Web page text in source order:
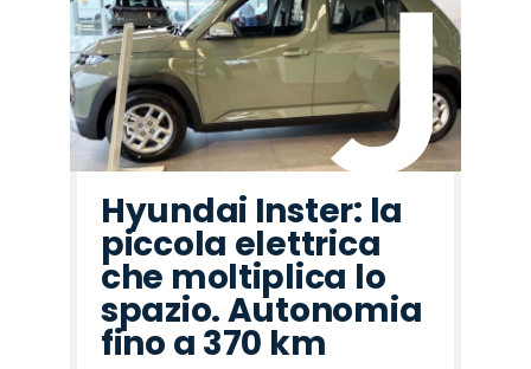
Hyundai Inster: la
piccola elettrica
che moltiplica lo
spazio. Autonomia
fino a 370 km